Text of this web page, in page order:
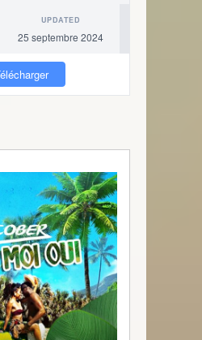
UPDATED
25 septembre 2024